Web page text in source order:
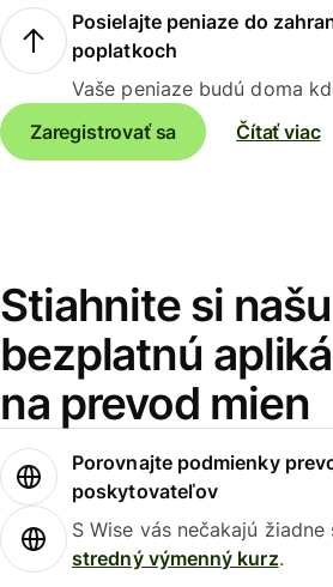
Posielajte peniaze do
poplatkoch
Vaše peniaze budú doma
Zaregistrovať sa
Čítať viac
Stiahnite si našu
bezplatnú
na prevod mien
Porovnajte podmienky
poskytovateľov
S Wise vás nečakajú
stredný výmenný kurz.